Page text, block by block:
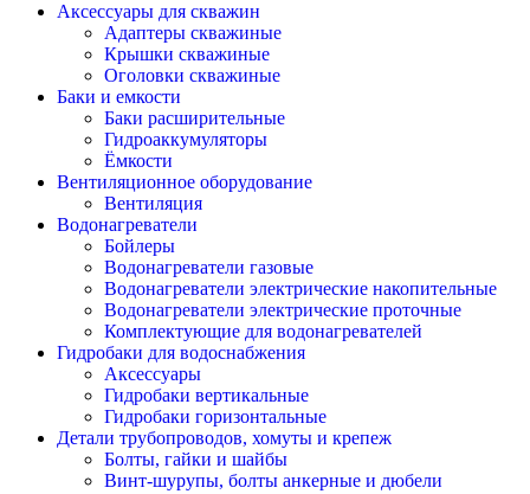
Аксессуары для скважин
Адаптеры скважиные
Крышки скважиные
Оголовки скважиные
Баки и емкости
Баки расширительные
Гидроаккумуляторы
Ёмкости
Вентиляционное оборудование
Вентиляция
Водонагреватели
Бойлеры
Водонагреватели газовые
Водонагреватели электрические накопительные
Водонагреватели электрические проточные
Комплектующие для водонагревателей
Гидробаки для водоснабжения
Аксессуары
Гидробаки вертикальные
Гидробаки горизонтальные
Детали трубопроводов, хомуты и крепеж
Болты, гайки и шайбы
Винт-шурупы, болты анкерные и дюбели